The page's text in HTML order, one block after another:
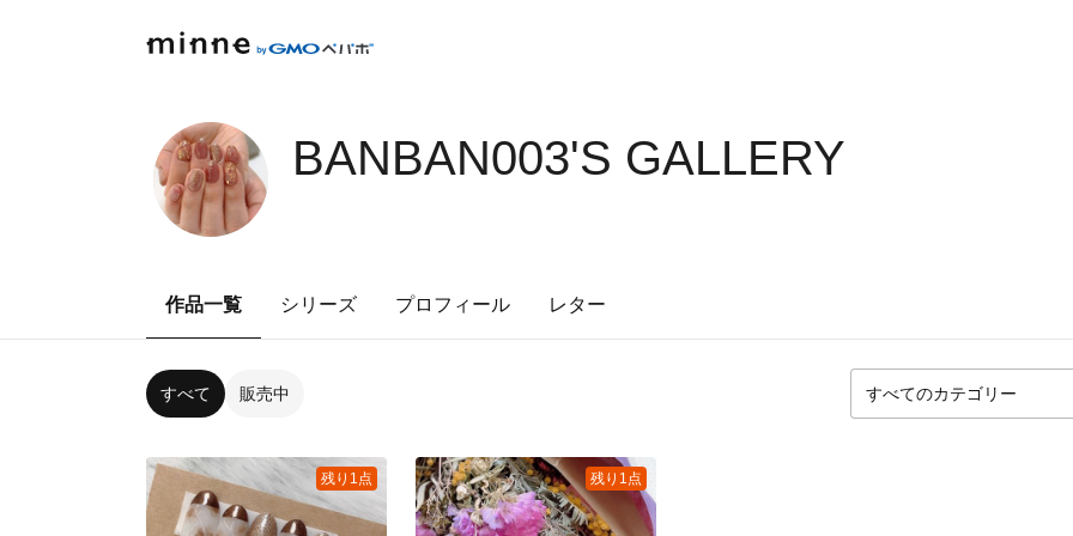
BANBAN003'S GALLERY
作品一覧 シリーズ プロフィール レター
すべて 販売中
残り1点 残り1点